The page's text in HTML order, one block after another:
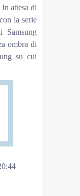
attesa di
la serie
Samsung
ombra di
su cui